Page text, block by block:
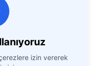
izin vererek